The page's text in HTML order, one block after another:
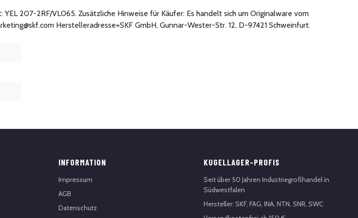
207-2RF/VL065. Zusätzliche Hinweise für Käufer: Es handelt sich um Originalware vom
Herstelleradresse=SKF GmbH, Gunnar-Wester-Str. 12, D-97421 Schweinfurt.
INFORMATION
Impressum
AGB
Datenschutz
KUGELLAGER-PROFIS
Seit über 50 Jahren Industriegroßhandel in
Südwestfalen
Hersteller: SKF, FAG, INA, NTN, SNR, SWC